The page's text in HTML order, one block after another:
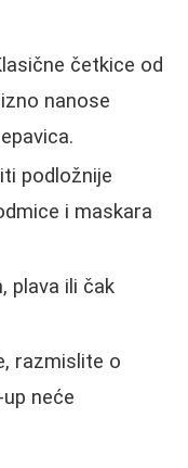
četkice od
nanose
podložnije
i maskara
plava ili čak
razmislite o
neće